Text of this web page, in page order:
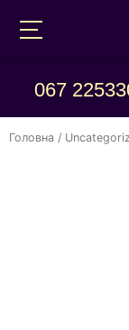
067
Головна /